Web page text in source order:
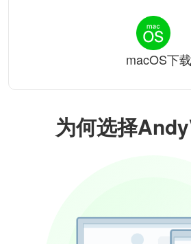
为何选择
macOS下载